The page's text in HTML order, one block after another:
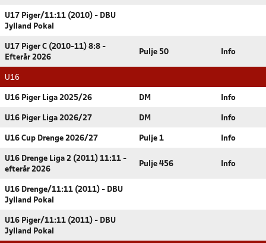
U17 Piger/11:11 (2010) - DBU
Jylland Pokal
U17 Piger C (2010-11) 8:8 -
Efterår 2026
Pulje 50 Info
U16
U16 Piger Liga 2025/26 DM Info
U16 Piger Liga 2026/27 DM Info
U16 Cup Drenge 2026/27 Pulje 1 Info
U16 Drenge Liga 2 (2011) 11:11 -
efterår 2026
Pulje 456 Info
U16 Drenge/11:11 (2011) - DBU
Jylland Pokal
U16 Piger/11:11 (2011) - DBU
Jylland Pokal